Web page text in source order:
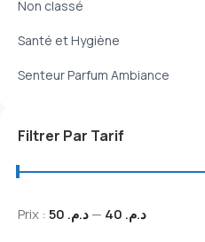
Non classé
Santé et Hygiène
Senteur Parfum Ambiance
Filtrer Par Tarif
Prix : د.م. 40 —د.م. 50